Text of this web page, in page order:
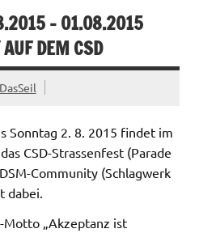
– 01.08.2015
DEM CSD
DasSeil
Sonntag 2. 8. 2015 findet im
CSD-Strassenfest (Parade
Community (Schlagwerk
dabei.
Motto „Akzeptanz ist